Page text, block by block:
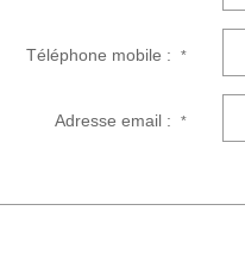
Téléphone mobile :*
Adresse email :*